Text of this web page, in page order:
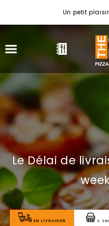
Un petit
ACCUEIL
LA CARTE
NOTRE RESTAURANT
VOS AVIS
MENTIONS LÉGALES
Le Délai de
EN LIVRAISON A